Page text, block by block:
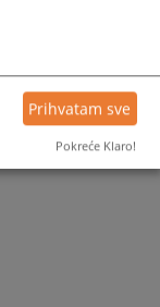
Prihvatam sve
Pokreće Klaro!